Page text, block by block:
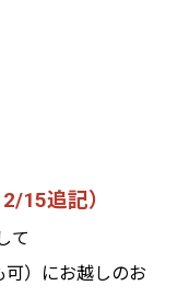
15追記）
て
）にお越しのお